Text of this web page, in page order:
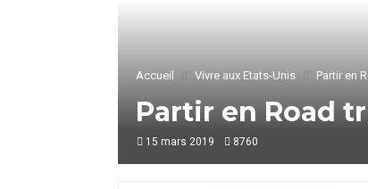
Accueil Vivre aux Etats-Unis Partir en
Partir en Road
15 mars 2019 8760